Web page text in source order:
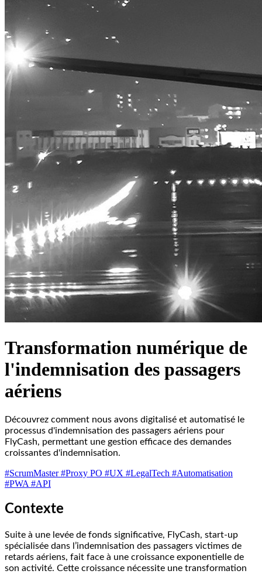
Transformation numérique de
l'indemnisation des passagers
aériens
Découvrez comment nous avons digitalisé et automatisé le
processus d'indemnisation des passagers aériens pour
FlyCash, permettant une gestion efficace des demandes
croissantes d'indemnisation.
#ScrumMaster #Proxy PO #UX #LegalTech #Automatisation
#PWA #API
Contexte
Suite à une levée de fonds significative, FlyCash, start-up
spécialisée dans l’indemnisation des passagers victimes de
retards aériens, fait face à une croissance exponentielle de
son activité. Cette croissance nécessite une transformation